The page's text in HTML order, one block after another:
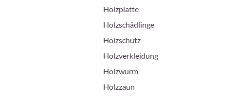
Holzplatte
Holzschädlinge
Holzschutz
Holzverkleidung
Holzwurm
Holzzaun